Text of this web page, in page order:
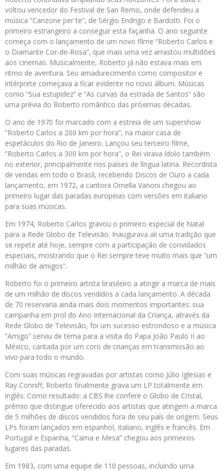
voltou vencedor do Festival de San Remo, onde defendeu a
música “Canzone per te”, de Sérgio Endrigo e Bardotti. Foi o
primeiro estrangeiro a conseguir esta façanha. O ano seguinte
começa com o lançamento de um novo filme “Roberto Carlos e
o Diamante Cor-de-Rosa”, que mais uma vez arrastou multidões
aos cinemas. Musicalmente, Roberto já não estava mais em
ritmo de aventura. Seu amadurecimento como compositor e
intérprete começava a ficar evidente no novo álbum. Músicas
como “Sua estupidez” e “As curvas da estrada de Santos” são
uma prévia do Roberto romântico das próximas décadas.
O ano de 1970 foi marcado com a estreia de um supershow
“Roberto Carlos a 200 km por hora”, na maior casa de
espetáculos do Rio de Janeiro. Lançou seu terceiro filme,
“Roberto Carlos a 300 km por hora”, o Rei virava ídolo também
no exterior, principalmente nos países de língua latina. Recordista
de vendas em todo o Brasil, recebendo Discos de Ouro a cada
lançamento, em 1972, a cantora Ornella Vanoni chegou ao
primeiro lugar das paradas europeias com versões em italiano
para suas músicas.
Em 1974, Roberto Carlos gravou o primeiro especial de Natal
para a Rede Globo de Televisão. Inaugurava ali uma tradição que
se repete até hoje, sempre com a participação de convidados
especiais, mostrando que o Rei sempre teve muito mais que “um
milhão de amigos”.
Roberto foi o primeiro artista brasileiro a atingir a marca de mais
de um milhão de discos vendidos a cada lançamento. A década
de 70 reservaria ainda mais dois momentos importantes: sua
campanha em prol do Ano Internacional da Criança, através da
Rede Globo de Televisão, foi um sucesso estrondoso e a música
“Amigo” serviu de tema para a visita do Papa João Paulo II ao
México, cantada por um coro de crianças em transmissão ao
vivo para todo o mundo.
Com suas músicas regravadas por artistas como Júlio Iglesias e
Ray Conniff, Roberto finalmente grava um LP totalmente em
inglês. Como resultado: a CBS lhe confere o Globo de Cristal,
prêmio que distingue oferecido aos artistas que atingem a marca
de 5 milhões de discos vendidos fora de seu país de origem. Seus
LPs foram lançados em espanhol, italiano, inglês e francês. Em
Portugal e Espanha, “Cama e Mesa” chegou aos primeiros
lugares das paradas.
Em 1983, com uma equipe de 110 pessoas, incluindo uma